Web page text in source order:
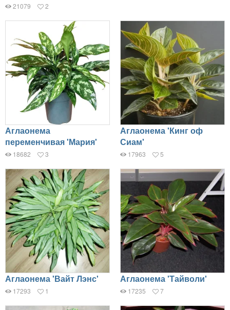
21079 2
Аглаонема
переменчивая 'Мария'
18682 3
Аглаонема 'Кинг оф
Сиам'
17963 5
Аглаонема 'Вайт Лэнс'
17293 1
Аглаонема 'Тайволи'
17235 7